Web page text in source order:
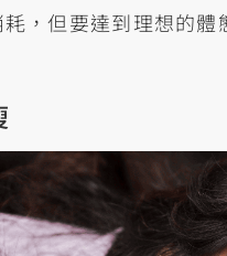
，但要達到理想的體